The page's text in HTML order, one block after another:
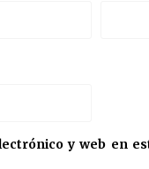
y web en